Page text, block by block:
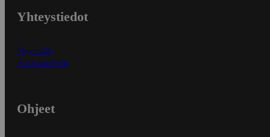
Yhteystiedot
Myymälät
Asiakaspalvelu
Ohjeet